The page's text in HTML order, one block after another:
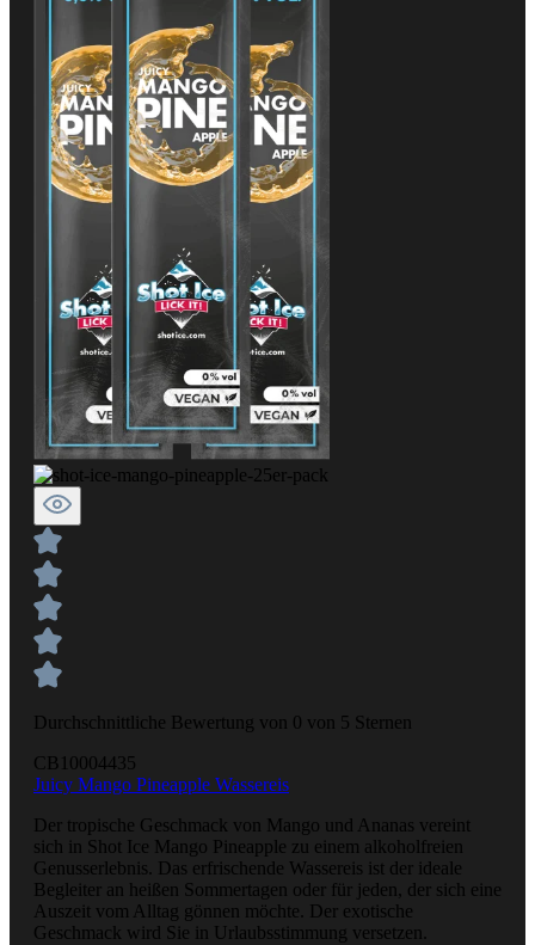
Durchschnittliche Bewertung von 0 von 5 Sternen
CB10004435
Juicy Mango Pineapple Wassereis
Der tropische Geschmack von Mango und Ananas vereint
sich in Shot Ice Mango Pineapple zu einem alkoholfreien
Genusserlebnis. Das erfrischende Wassereis ist der ideale
Begleiter an heißen Sommertagen oder für jeden, der sich eine
Auszeit vom Alltag gönnen möchte. Der exotische
Geschmack wird Sie in Urlaubsstimmung versetzen.